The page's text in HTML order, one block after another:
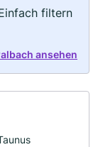
filtern
ansehen